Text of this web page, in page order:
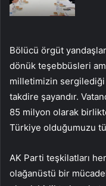
Bölücü örgüt
dönük teşebbüsleri
milletimizin
takdire şayandır.
85 milyon olarak
Türkiye olduğumuzu
AK Parti teşkilatları
olağanüstü bir